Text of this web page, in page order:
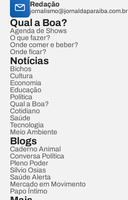
Redação
jornalismo@jornaldaparaiba.com.br
Qual a Boa?
Agenda de Shows
O que fazer?
Onde comer e beber?
Onde ficar?
Notícias
Bichos
Cultura
Economia
Educação
Política
Qual a Boa?
Cotidiano
Saúde
Tecnologia
Meio Ambiente
Blogs
Caderno Animal
Conversa Política
Pleno Poder
Sílvio Osias
Saúde Alerta
Mercado em Movimento
Papo Íntimo